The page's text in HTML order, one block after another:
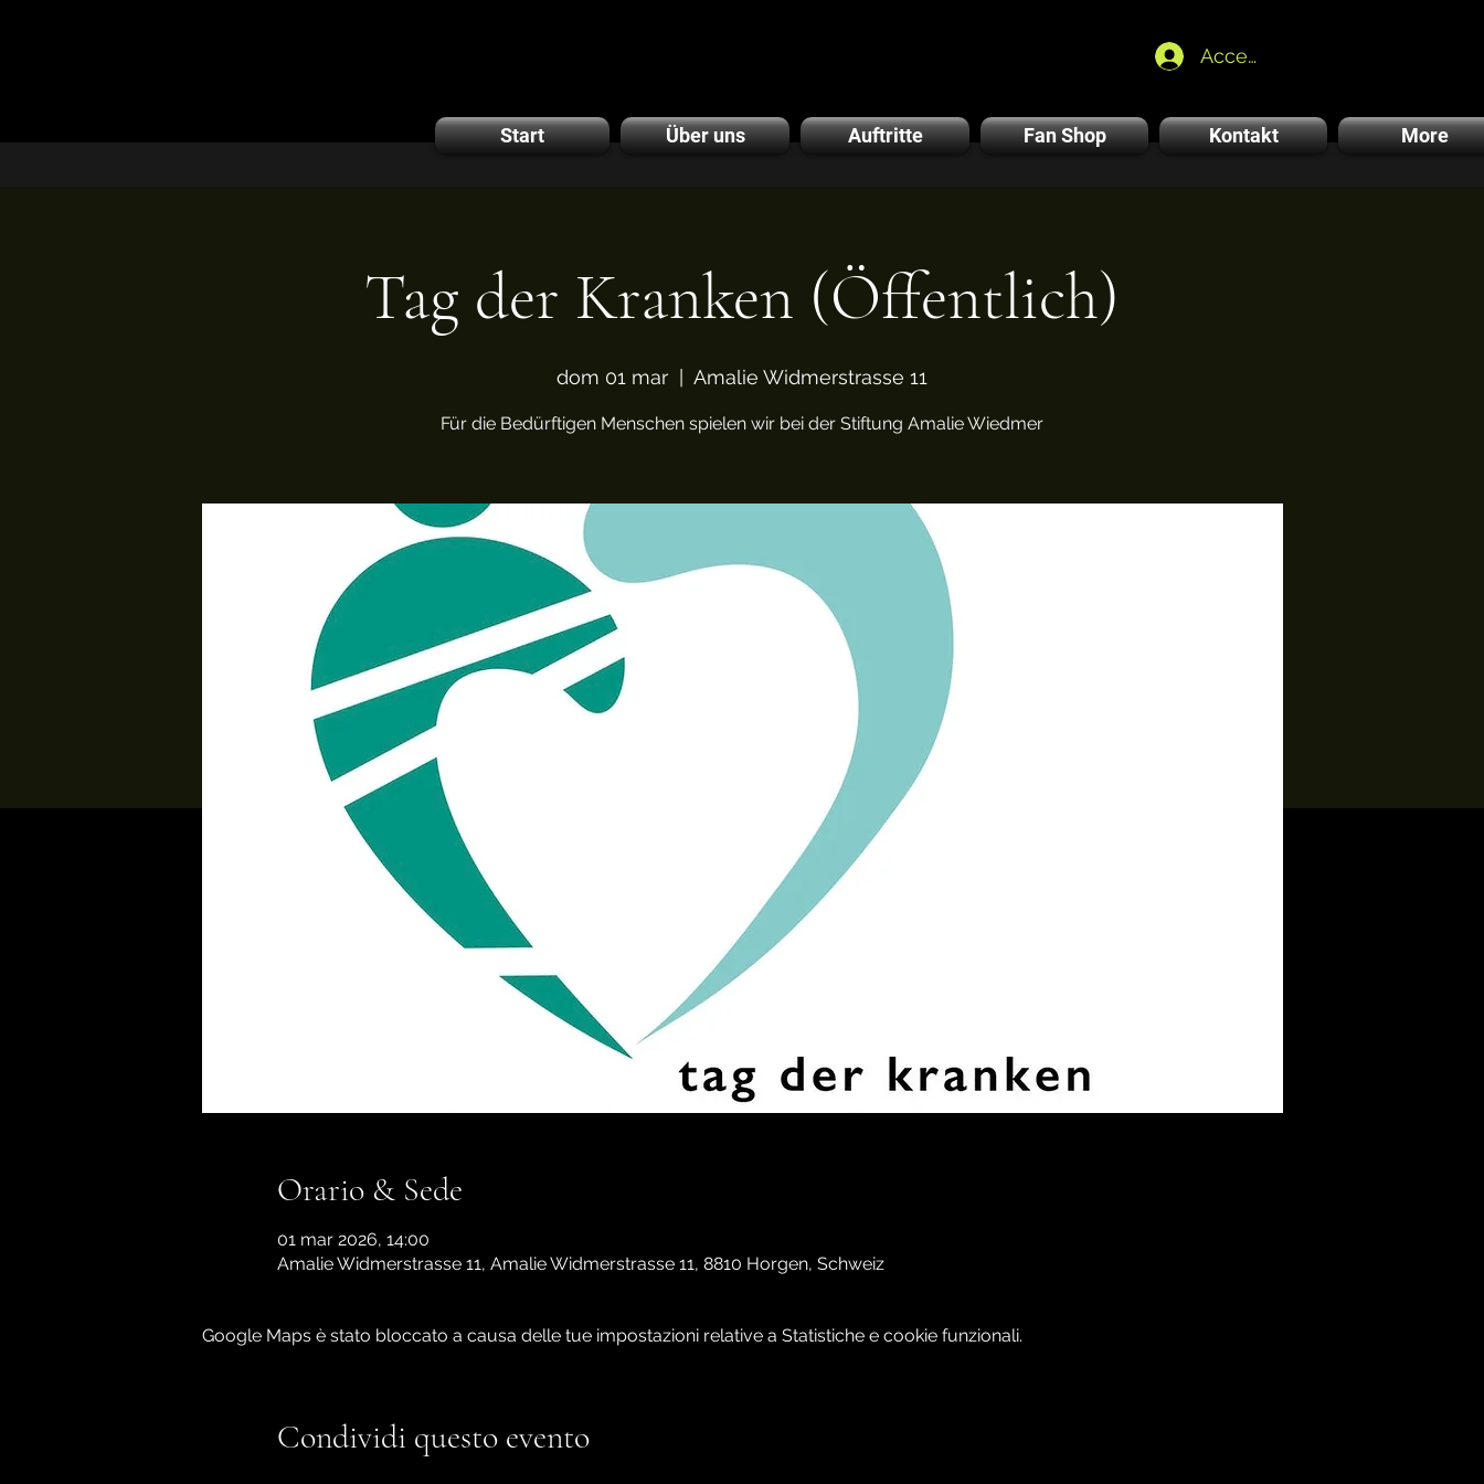
Accedi
Start Über uns Auftritte Fan Shop Kontakt More
Tag der Kranken (Öffentlich)
dom 01 mar
  |
Amalie Widmerstrasse 11
Für die Bedürftigen Menschen spielen wir bei der Stiftung Amalie Wiedmer
Orario & Sede
01 mar 2026, 14:00
Amalie Widmerstrasse 11, Amalie Widmerstrasse 11, 8810 Horgen, Schweiz
Google Maps è stato bloccato a causa delle tue impostazioni relative a Statistiche e cookie funzionali.
Condividi questo evento